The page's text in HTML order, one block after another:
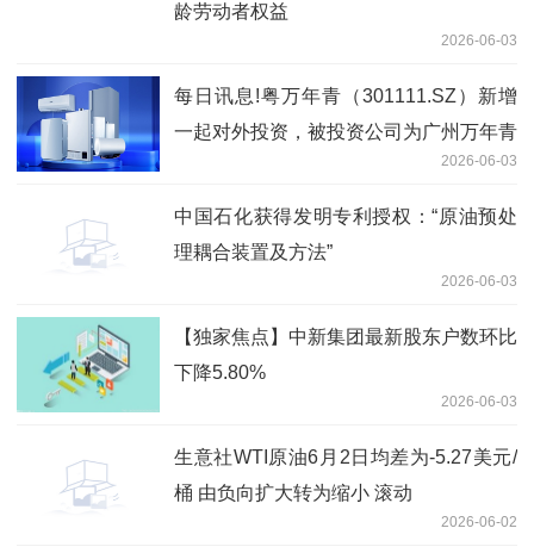
龄劳动者权益
2026-06-03
每日讯息!粤万年青（301111.SZ）新增
一起对外投资，被投资公司为广州万年青
2026-06-03
中国石化获得发明专利授权：“原油预处
理耦合装置及方法”
2026-06-03
【独家焦点】中新集团最新股东户数环比
下降5.80%
2026-06-03
生意社WTI原油6月2日均差为-5.27美元/
桶 由负向扩大转为缩小 滚动
2026-06-02